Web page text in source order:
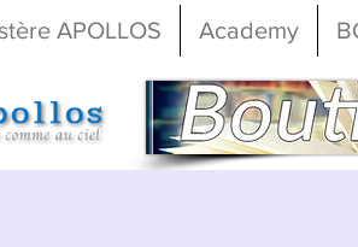
APOLLOS Academy